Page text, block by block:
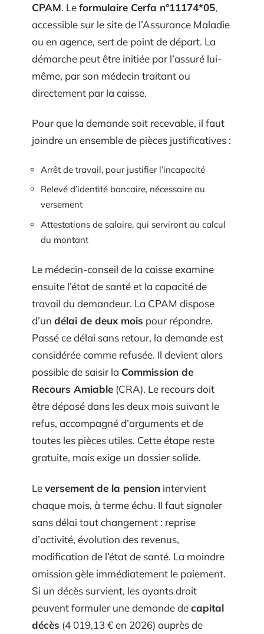
CPAM. Leformulaire Cerfa n°11174*05,
accessible sur le site de l’Assurance Maladie
ou en agence, sert de point de départ. La
démarche peut être initiée par l’assuré lui-
même, par son médecin traitant ou
directement par la caisse.
Pour que la demande soit recevable, il faut
joindre un ensemble de pièces justificatives :
Arrêt de travail, pour justifier l’incapacité
Relevé d’identité bancaire, nécessaire au
versement
Attestations de salaire, qui serviront au calcul
du montant
Le médecin-conseil de la caisse examine
ensuite l’état de santé et la capacité de
travail du demandeur. La CPAM dispose
d’un délai de deux mois pour répondre.
Passé ce délai sans retour, la demande est
considérée comme refusée. Il devient alors
possible de saisir la Commission de
Recours Amiable (CRA). Le recours doit
être déposé dans les deux mois suivant le
refus, accompagné d’arguments et de
toutes les pièces utiles. Cette étape reste
gratuite, mais exige un dossier solide.
Leversement de la pension intervient
chaque mois, à terme échu. Il faut signaler
sans délai tout changement : reprise
d’activité, évolution des revenus,
modification de l’état de santé. La moindre
omission gèle immédiatement le paiement.
Si un décès survient, les ayants droit
peuvent formuler une demande decapital
décès (4 019,13 € en 2026) auprès de